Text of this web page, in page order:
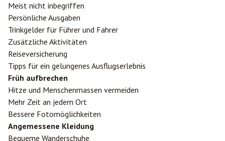
Meist nicht inbegriffen
Persönliche Ausgaben
Trinkgelder für Führer und Fahrer
Zusätzliche Aktivitäten
Reiseversicherung
Tipps für ein gelungenes Ausflugserlebnis
Früh aufbrechen
Hitze und Menschenmassen vermeiden
Mehr Zeit an jedem Ort
Bessere Fotomöglichkeiten
Angemessene Kleidung
Bequeme Wanderschuhe